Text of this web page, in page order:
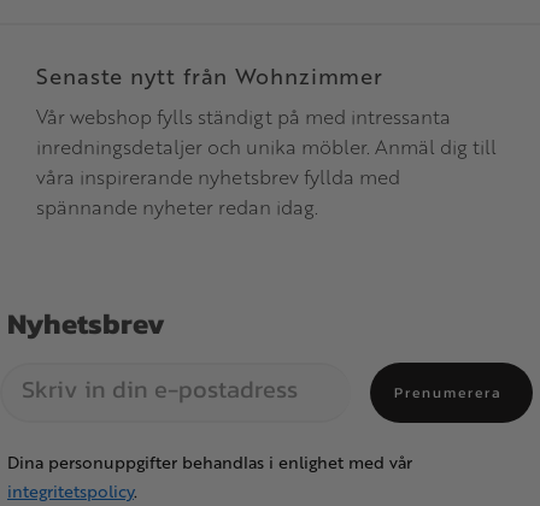
Senaste nytt från Wohnzimmer
Vår webshop fylls ständigt på med intressanta
inredningsdetaljer och unika möbler. Anmäl dig till
våra inspirerande nyhetsbrev fyllda med
spännande nyheter redan idag.
Nyhetsbrev
Prenumerera
Dina personuppgifter behandlas i enlighet med vår
integritetspolicy.